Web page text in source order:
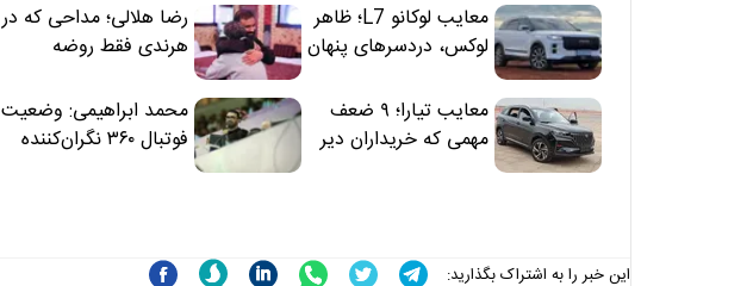
معایب لوکانو L7؛ ظاهر
لوکس، دردسرهای پنهان
رضا هلالی؛ مداحی که در
هرندی فقط روضه
«تکیه‌گاه آقا مرتضی
علی(ع)» را جدی‌تر
ببینند
معایب تیارا؛ ۹ ضعف
مهمی که خریداران دیر
محمد ابراهیمی: وضعیت
فوتبال ۳۶۰ نگران‌کننده
این خبر را به اشتراک بگذارید: